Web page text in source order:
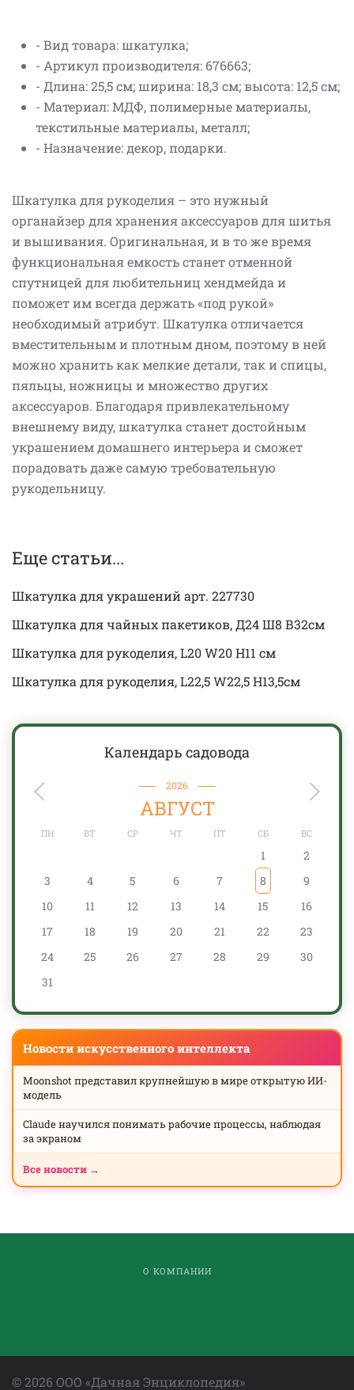
- Вид товара: шкатулка;
- Артикул производителя: 676663;
- Длина: 25,5 см; ширина: 18,3 см; высота: 12,5 см;
- Материал: МДФ, полимерные материалы,
текстильные материалы, металл;
- Назначение: декор, подарки.
Шкатулка для рукоделия – это нужный
органайзер для хранения аксессуаров для шитья
и вышивания. Оригинальная, и в то же время
функциональная емкость станет отменной
спутницей для любительниц хендмейда и
поможет им всегда держать «под рукой»
необходимый атрибут. Шкатулка отличается
вместительным и плотным дном, поэтому в ней
можно хранить как мелкие детали, так и спицы,
пяльцы, ножницы и множество других
аксессуаров. Благодаря привлекательному
внешнему виду, шкатулка станет достойным
украшением домашнего интерьера и сможет
порадовать даже самую требовательную
рукодельницу.
Еще статьи...
Шкатулка для украшений арт. 227730
Шкатулка для чайных пакетиков, Д24 Ш8 В32см
Шкатулка для рукоделия, L20 W20 H11 см
Шкатулка для рукоделия, L22,5 W22,5 H13,5см
Календарь садовода
2026
АВГУСТ
ПН ВТ СР ЧТ ПТ СБ ВС
1
2
3
4 5 6 7 8
9
10
11 12 13 14 15
16
17
18 19 20 21 22
23
24
25 26 27 28 29
30
31
Новости искусственного интеллекта
Moonshot представил крупнейшую в мире открытую ИИ-
модель
Claude научился понимать рабочие процессы, наблюдая
за экраном
Все новости →
О КОМПАНИИ
©2026 ООО «Дачная Энциклопедия»